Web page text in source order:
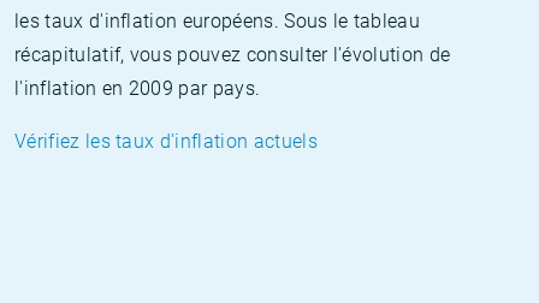
les taux d'inflation européens. Sous le tableau
récapitulatif, vous pouvez consulter l'évolution de
l'inflation en 2009 par pays.
Vérifiez les taux d'inflation actuels